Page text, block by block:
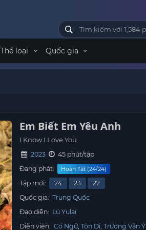
Thể loại Quốc gia
Em Biết Em Yêu Anh
I Know I Love You
2023
45 phút/tập
Đang phát:
Hoàn Tất (24/24)
Tập mới: 24 23
22
Quốc gia: Trung Quốc
Đạo diễn: Lü Yulai
Diễn viên: Cố Ngữ Tôn Di Trương Vãn Ý